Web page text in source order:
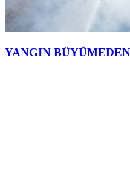
YANGIN